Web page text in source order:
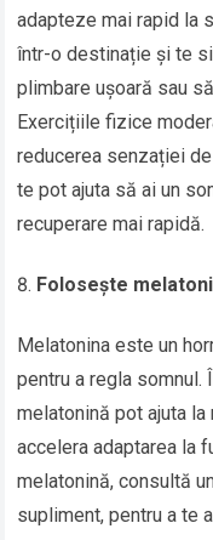
adapteze mai rapid la
într-o destinație și te
plimbare ușoară sau
Exercițiile fizice
reducerea senzației
te pot ajuta să ai un
recuperare mai rapidă.
Folosește
Melatonina este un
pentru a regla somnul.
melatonină pot ajuta
accelera adaptarea la
melatonină, consultă
supliment, pentru a te